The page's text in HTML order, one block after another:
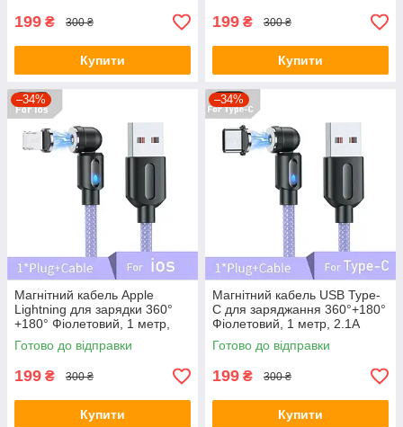
199 ₴ 300 ₴
Купити
199 ₴ 300 ₴
Купити
–34%
Магнітний кабель Apple
Lightning для зарядки 360°
+180° Фіолетовий, 1 метр,
2.1A
Готово до відправки
199 ₴ 300 ₴
Купити
–34%
Магнітний кабель USB Type-
C для заряджання 360°+180°
Фіолетовий, 1 метр, 2.1A
Готово до відправки
199 ₴ 300 ₴
Купити